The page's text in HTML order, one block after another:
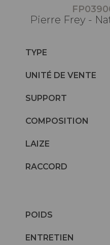
Pierre Frey -
TYPE
UNITÉ DE VENTE
SUPPORT
COMPOSITION
LAIZE
RACCORD
POIDS
ENTRETIEN